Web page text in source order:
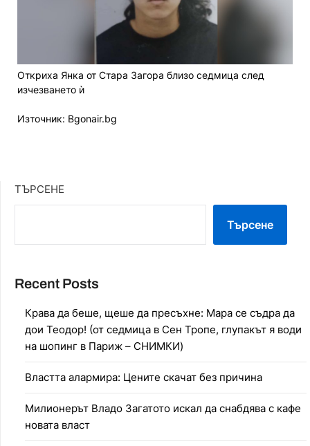
Откриха Янка от Стара Загора близо седмица след
изчезването ѝ
Източник: Bgonair.bg
ТЪРСЕНЕ
Търсене
Recent Posts
Крава да беше, щеше да пресъхне: Мара се съдра да
дои Теодор! (от седмица в Сен Тропе, глупакът я води
на шопинг в Париж – СНИМКИ)
Властта алармира: Цените скачат без причина
Милионерът Владо Загатото искал да снабдява с кафе
новата власт